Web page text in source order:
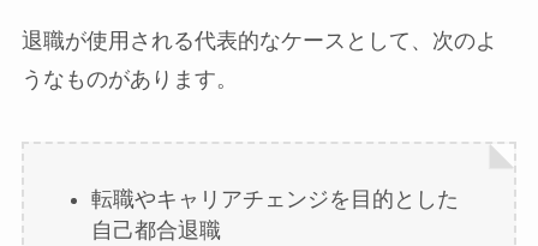
退職が使用される代表的なケースとして、次のよ
うなものがあります。
転職やキャリアチェンジを目的とした
自己都合退職